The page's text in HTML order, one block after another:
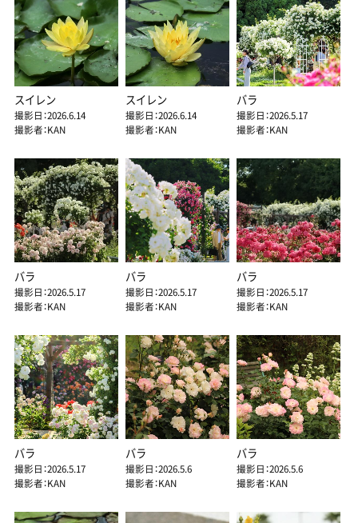
スイレン
撮影日：2026.6.14
撮影者：KAN
スイレン
撮影日：2026.6.14
撮影者：KAN
バラ
撮影日：2026.5.17
撮影者：KAN
バラ
撮影日：2026.5.17
撮影者：KAN
バラ
撮影日：2026.5.17
撮影者：KAN
バラ
撮影日：2026.5.17
撮影者：KAN
バラ
撮影日：2026.5.17
撮影者：KAN
バラ
撮影日：2026.5.6
撮影者：KAN
バラ
撮影日：2026.5.6
撮影者：KAN